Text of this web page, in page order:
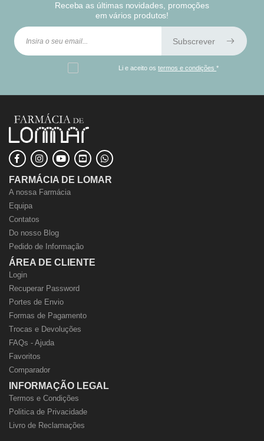
Receba as últimas novidades, promoções
em vários produtos!
Subscrever
Li e aceito ostermos e condições*
FARMÁCIA DE LOMAR
A nossa Farmácia
Equipa
Contatos
Do nosso Blog
Pedido de Informação
ÁREA DE CLIENTE
Login
Recuperar Password
Portes de Envio
Formas de Pagamento
Trocas e Devoluções
FAQs - Ajuda
Favoritos
Comparador
INFORMAÇÃO LEGAL
Termos e Condições
Politica de Privacidade
Livro de Reclamações